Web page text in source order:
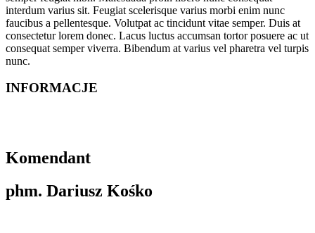
interdum varius sit. Feugiat scelerisque varius morbi enim nunc
faucibus a pellentesque. Volutpat ac tincidunt vitae semper. Duis at
consectetur lorem donec. Lacus luctus accumsan tortor posuere ac ut
consequat semper viverra. Bibendum at varius vel pharetra vel turpis
nunc.
INFORMACJE
Komendant
phm. Dariusz Kośko